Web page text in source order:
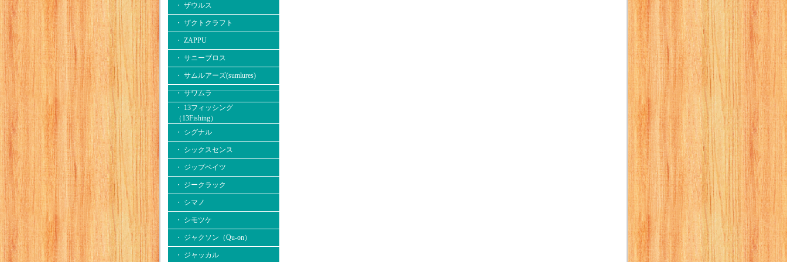
・ ザウルス
・ ザクトクラフト
・ ZAPPU
・ サニーブロス
・ サムルアーズ(sumlures)
・ サワムラ
・ 13フィッシング
（13Fishing）
・ シグナル
・ シックスセンス
・ ジップベイツ
・ ジークラック
・ シマノ
・ シモツケ
・ ジャクソン（Qu-on）
・ ジャッカル